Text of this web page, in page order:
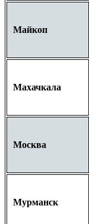
Майкоп
Махачкала
Москва
Мурманск